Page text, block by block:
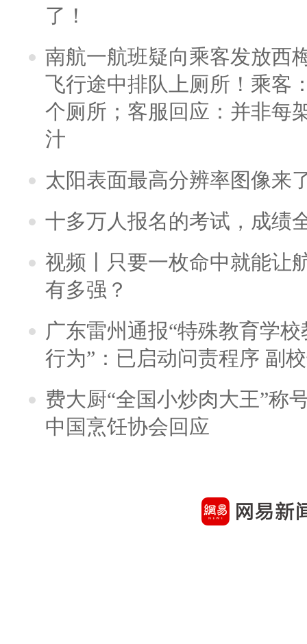
了！
南航一航班疑向乘客发放西
飞行途中排队上厕所！乘客
个厕所；客服回应：并非每
汁
太阳表面最高分辨率图像来
十多万人报名的考试，成绩
视频丨只要一枚命中就能让
有多强？
广东雷州通报“特殊教育学
行为”：已启动问责程序 副
费大厨“全国小炒肉大王”称
中国烹饪协会回应